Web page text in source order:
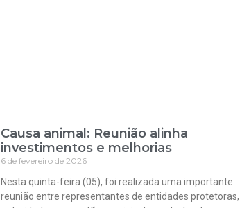
Causa animal: Reunião alinha
investimentos e melhorias
6 de fevereiro de 2026
Nesta quinta-feira (05), foi realizada uma importante
reunião entre representantes de entidades protetoras,